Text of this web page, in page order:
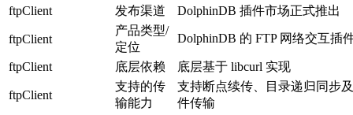
ftpClient
发布渠道 DolphinDB 插件市场正式推出
ftpClient
产品类型/
定位
DolphinDB 的 FTP 网络交互插
ftpClient 底层依赖 底层基于 libcurl 实现
ftpClient
支持的传
输能力
支持断点续传、目录递归同步
件传输